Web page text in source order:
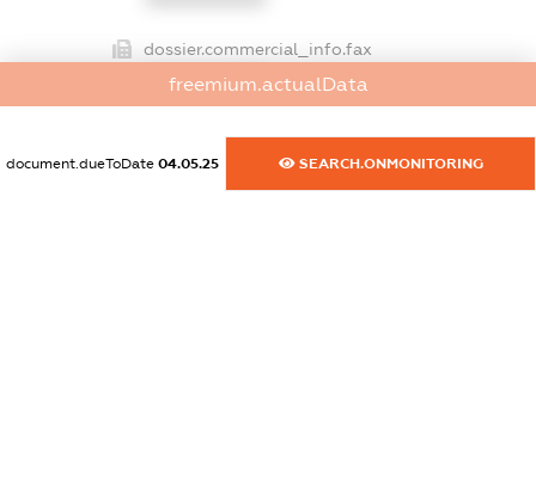
dossier.commercial_info.fax
XXXXXXXXXX
dossier.commercial_info.email
XXXXXXXXXX
freemium.actualData
document.dueToDate 04.05.25 SEARCH.ONMONITORING